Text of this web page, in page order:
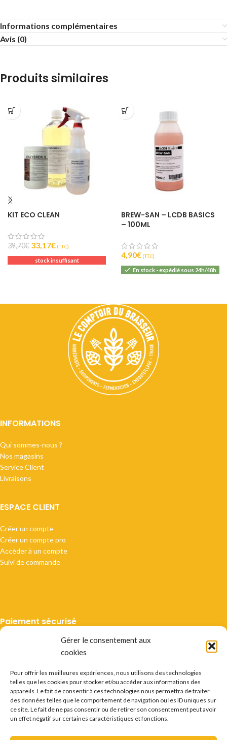
Gérer le consentement aux
cookies
Pour offrir les meilleures expériences, nous utilisons des technologies
telles que les cookies pour stocker et/ou accéder aux informations des
appareils. Le fait de consentir à ces technologies nous permettra de traiter
des données telles que le comportement de navigation ou les ID uniques sur
ce site. Le fait de ne pas consentir ou de retirer son consentement peut avoir
un effet négatif sur certaines caractéristiques et fonctions.
Informations complémentaires
Avis (0)
Produits similaires
KIT ECO CLEAN
39,70€ 33,17€ (T.T.C).
stock insuffisant
BREW-SAN – LCDB BASICS
– 100ML
4,90€ (T.T.C).
En stock - expédié sous 24h/48h
INFORMATIONS
Qui sommes-nous ?
Nos magasins
Service Client
Livraisons
ESPACE CLIENT
Créer un compte
Créer un compte pro
Accèder à un compte
Suivi de commande
Paiement sécurisé
Livraison suivie